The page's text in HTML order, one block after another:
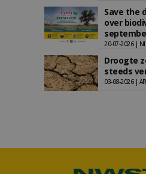
Save the
over
20-07-2026 |
Droogte
steeds
03-08-2026 |